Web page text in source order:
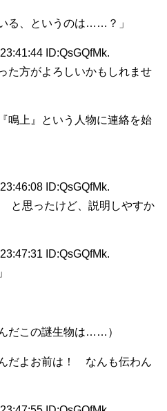
る、というのは……？」
ID:QsGQfMk.
方がよろしいかもしれませ
鳴上』という人物に連絡を始
ID:QsGQfMk.
思ったけど、説明しやすか
ID:QsGQfMk.
だこの謎生物は……）
だよお前は！ なんも伝わん